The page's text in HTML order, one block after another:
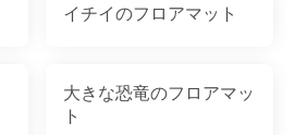
イチイのフロアマット
大きな恐竜のフロアマッ
ト